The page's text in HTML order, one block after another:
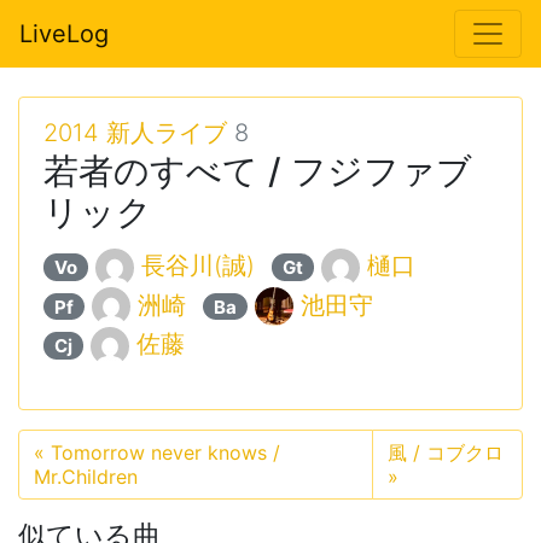
LiveLog
2014 新人ライブ8
若者のすべて / フジファブ
リック
Vo 長谷川(誠) Gt 樋口
Pf 洲崎 Ba 池田守
Cj 佐藤
« Tomorrow never knows /
Mr.Children
風 / コブクロ
»
似ている曲